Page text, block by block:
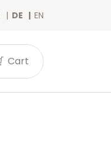
DE EN
Cart